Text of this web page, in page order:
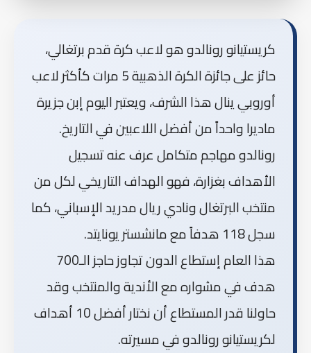
كريستيانو رونالدو هو لاعب كرة قدم برتغالي،
حائز على جائزة الكرة الذهبية 5 مرات كأكثر لاعب
أوروبي ينال هذا الشرف، ويعتبر اليوم إبن جزيرة
ماديرا واحداً من أفضل اللاعبين في التاريخ.
رونالدو مهاجم متكامل عرف عنه تسجيل
الأهداف بغزارة، فهو الهداف التاريخي لكل من
منتخب البرتغال ونادي ريال مدريد الإسباني، كما
سجل 118 هدفاً مع مانشستر يونايتد.
هذا العام إستطاع الدون تجاوز حاجز الـ700
هدف في مشواره مع الأندية والمنتخب وقد
حاولنا قدر المستطاع أن نختار أفضل 10 أهداف
لكريستيانو رونالدو في مسيرته.